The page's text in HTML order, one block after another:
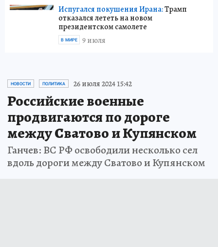
Испугался покушения Ирана:Трамп
отказался лететь на новом
президентском самолете
9 июля
В МИРЕ
НОВОСТИ ПОЛИТИКА 26 июля 2024 15:42
Российские военные
продвигаются по дороге
между Сватово и Купянском
Ганчев: ВС РФ освободили несколько сел
вдоль дороги между Сватово и Купянском